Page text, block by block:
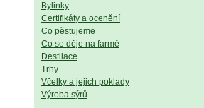
Bylinky
Certifikáty a ocenění
Co pěstujeme
Co se děje na farmě
Destilace
Trhy
Včelky a jejich poklady
Výroba sýrů